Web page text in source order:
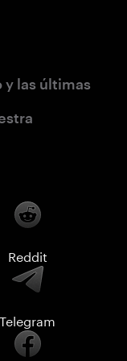
las últimas
Reddit
Telegram